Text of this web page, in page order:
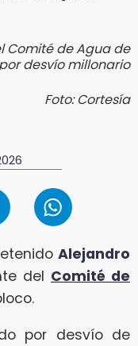
Comité de Agua de
desvío millonario
Foto: Cortesía
Alejandro
del Comité de
por desvío de